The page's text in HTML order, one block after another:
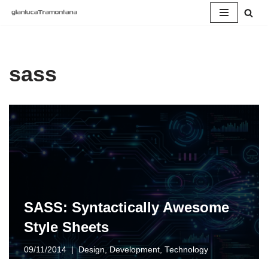
sass
SASS: Syntactically Awesome
Style Sheets
09/11/2014 Design,Development, Technology